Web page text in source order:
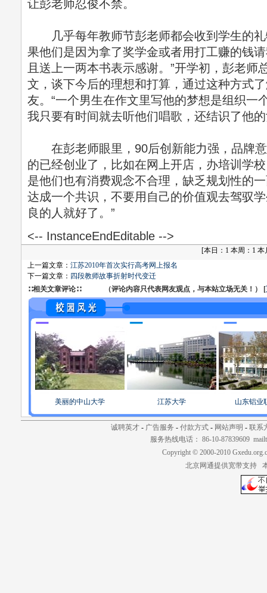
让彭老师忍俊不禁。
几乎每年教师节彭老师都会收到学生的礼
果他们是因为拿了奖学金或者用打工赚的钱
且送上一两本书表示感谢。”开学初，彭老师
文，谈下今后的理想和打算，通过这种方式
友。“一个男生在作文里写他的梦想是组织一
我只要有时间就去听他们唱歌，还结识了他
在彭老师眼里，90后创新能力强，品牌意
的已经创业了，比如在网上开店，办培训学
是他们也有消费观念不合理，缺乏规划性的
达成一个共识，不要用自己的价值观去驾驭
良的人就好了。”
<-- InstanceEndEditable -->
[本日：1 本周：1
上一篇文章： 江苏2010年首次实行高考网上报名
下一篇文章： 四段教师故事折射时代变迁
∷相关文章评论∷ （评论内容只代表网友观点，与本站立场无关！） [
美丽的中山大学 江苏大学 山东铝业
诚聘英才- 广告服务 - 付款方式- 网站声明 - 联系
服务热线电话： 86-10-87839609
Copyright © 2000-2010
北京网通提供宽带支持